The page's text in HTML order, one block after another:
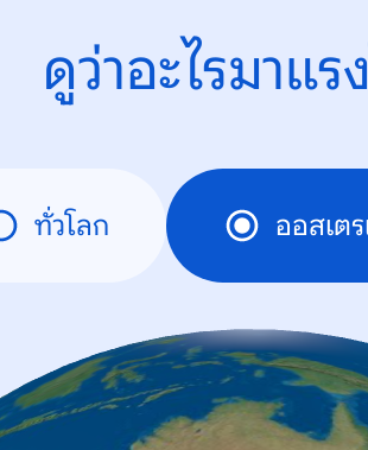
ดูว่าอะไรมาแร
ทั่วโลก ออสเต